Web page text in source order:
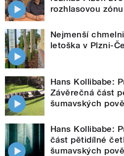
rozhlasovou
Nejmenší
letoška v Plzni-
Hans Kollibabe:
Závěrečná část
šumavských
Hans Kollibabe:
část pětidílné
šumavských